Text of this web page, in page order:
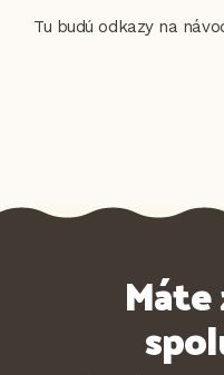
Tu budú odkazy na